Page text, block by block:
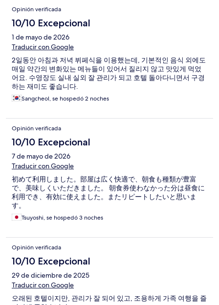
Opinión verificada
10/10 Excepcional
1 de mayo de 2026
Traducir con Google
2일동안 아침과 저녁 뷔페식을 이용했는데, 기본적인 음식 외에도
매일 약간의 변화있는 메뉴들이 있어서 질리지 않고 맛있게 먹었
어요. 수영장도 실내 실외 잘 관리가 되고 호텔 돌아다니면서 구경
하는 재미도 좋습니다.
Sangcheol, se hospedó 2 noches
Opinión verificada
10/10 Excepcional
7 de mayo de 2026
Traducir con Google
初めて利用しました。部屋は広く快適で、朝食も種類が豊富
で、美味しくいただきました。 朝食券使わなかった分は昼食に
利用でき、有効に使えました。またリピートしたいと思いま
す。
Tsuyoshi, se hospedó 3 noches
Opinión verificada
10/10 Excepcional
29 de diciembre de 2025
Traducir con Google
오래된 호텔이지만, 관리가 잘 되어 있고, 조용하게 가족 여행을 즐